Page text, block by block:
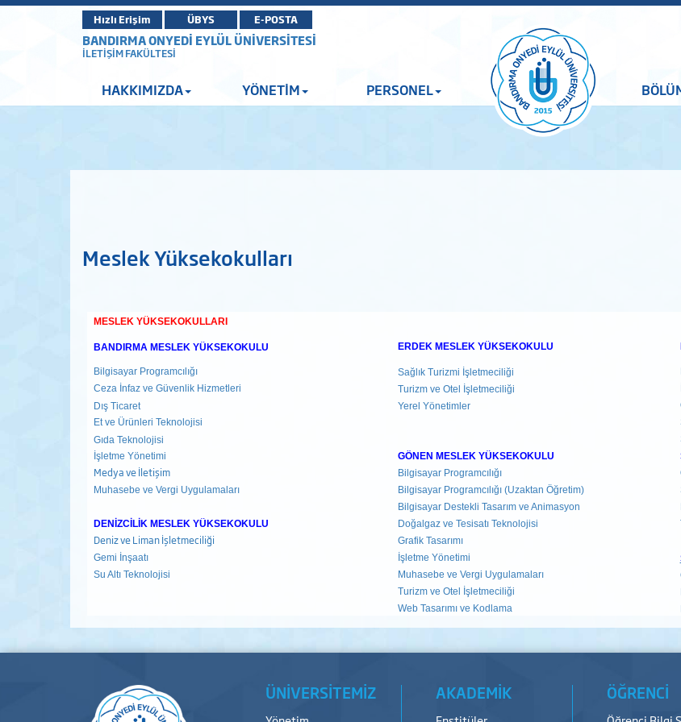
Hızlı Erişim ÜBYS E-POSTA
BANDIRMA ONYEDİ EYLÜL ÜNİVERSİTESİ
İLETİŞİM FAKÜLTESİ
HAKKIMIZDA YÖNETİM PERSONEL
Meslek Yüksekokulları
MESLEK YÜKSEKOKULLARI
BANDIRMA MESLEK YÜKSEKOKULU ERDEK MESLEK YÜKSEKOKULU
Bilgisayar Programcılığı Sağlık Turizmi İşletmeciliği
Ceza İnfaz ve Güvenlik Hizmetleri
Turizm ve Otel İşletmeciliği
Dış Ticaret
Yerel Yönetimler
Et ve Ürünleri Teknolojisi
Gıda Teknolojisi
İşletme Yönetimi
GÖNEN MESLEK YÜKSEKOKULU
Medya ve İletişim Bilgisayar Programcılığı
Muhasebe ve Vergi Uygulamaları
Bilgisayar Programcılığı (Uzaktan Öğretim)
Bilgisayar Destekli Tasarım ve Animasyon
DENİZCİLİK MESLEK YÜKSEKOKULU
Doğalgaz ve Tesisatı Teknolojisi
Deniz ve Liman İşletmeciliği
Grafik Tasarımı
Gemi İnşaatı
İşletme Yönetimi
Su Altı Teknolojisi
Muhasebe ve Vergi Uygulamaları
Turizm ve Otel İşletmeciliği
Web Tasarımı ve Kodlama
ÜNİVERSİTEMİZ AKADEMİK ÖĞRENCİ